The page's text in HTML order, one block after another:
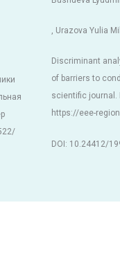
, Urazova Yulia
Discriminant
of barriers to
scientific journal.
https://eee-
DOI: 10.24412/